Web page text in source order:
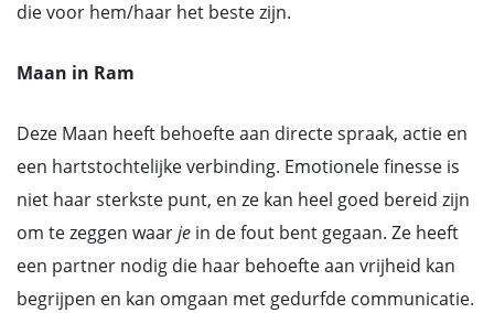
die voor hem/haar het beste zijn.
Maan in Ram
Deze Maan heeft behoefte aan directe spraak, actie en
een hartstochtelijke verbinding. Emotionele finesse is
niet haar sterkste punt, en ze kan heel goed bereid zijn
om te zeggen waarje in de fout bent gegaan. Ze heeft
een partner nodig die haar behoefte aan vrijheid kan
begrijpen en kan omgaan met gedurfde communicatie.